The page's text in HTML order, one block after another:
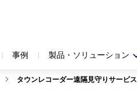
事例 製品・ソリューション
タウンレコーダー遠隔見守りサービス